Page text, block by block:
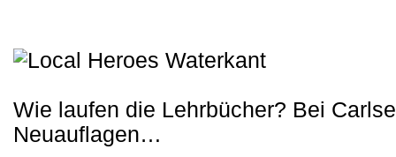
Wie laufen die Lehrbücher? Bei
Neuauflagen…